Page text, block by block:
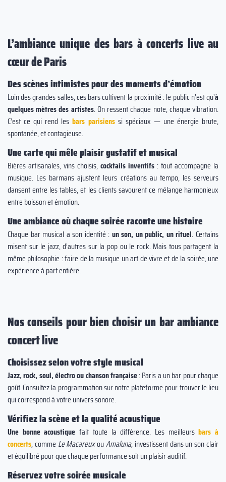
L’ambiance unique des bars à concerts live au
cœur de Paris
Des scènes intimistes pour des moments d’émotion
Loin des grandes salles, ces bars cultivent la proximité : le public n’est qu’à
quelques mètres des artistes. On ressent chaque note, chaque vibration.
C’est ce qui rend lesbars parisienssi spéciaux — une énergie brute,
spontanée, et contagieuse.
Une carte qui mêle plaisir gustatif et musical
Bières artisanales, vins choisis, cocktails inventifs : tout accompagne la
musique. Les barmans ajustent leurs créations au tempo, les serveurs
dansent entre les tables, et les clients savourent ce mélange harmonieux
entre boisson et émotion.
Une ambiance où chaque soirée raconte une histoire
Chaque bar musical a son identité : un son, un public, un rituel. Certains
misent sur le jazz, d’autres sur la pop ou le rock. Mais tous partagent la
même philosophie : faire de la musique un art de vivre et de la soirée, une
expérience à part entière.
Nos conseils pour bien choisir un bar ambiance
concert live
Choisissez selon votre style musical
Jazz, rock, soul, électro ou chanson française: Paris a un bar pour chaque
goût. Consultez la programmation sur notre plateforme pour trouver le lieu
qui correspond à votre univers sonore.
Vérifiez la scène et la qualité acoustique
Une bonne acoustique fait toute la différence. Les meilleursbars à
concerts, comme Le MacareuxouAmaluna, investissent dans un son clair
et équilibré pour que chaque performance soit un plaisir auditif.
Réservez votre soirée musicale